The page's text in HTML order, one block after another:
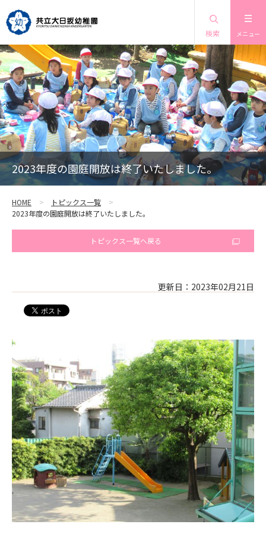
メニュー
検索
2023年度の園庭開放は終了いたしました。
HOME
トピックス一覧
2023年度の園庭開放は終了いたしました。
トピックス一覧へ戻る
更新日：2023年02月21日